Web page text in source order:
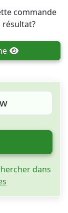
commande
résultat?
dans